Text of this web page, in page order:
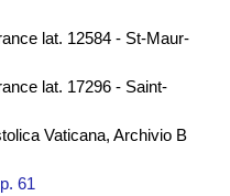
lat. 12584 - St-Maur-
lat. 17296 - Saint-
Vaticana, Archivio B
p. 61